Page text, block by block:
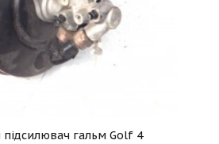
підсилювач гальм Golf 4